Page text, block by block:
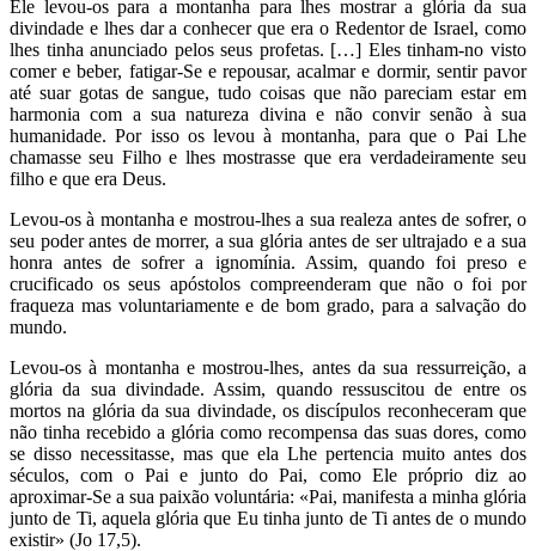
Ele levou-os para a montanha para lhes mostrar a glória da sua
divindade e lhes dar a conhecer que era o Redentor de Israel, como
lhes tinha anunciado pelos seus profetas. […] Eles tinham-no visto
comer e beber, fatigar-Se e repousar, acalmar e dormir, sentir pavor
até suar gotas de sangue, tudo coisas que não pareciam estar em
harmonia com a sua natureza divina e não convir senão à sua
humanidade. Por isso os levou à montanha, para que o Pai Lhe
chamasse seu Filho e lhes mostrasse que era verdadeiramente seu
filho e que era Deus.
Levou-os à montanha e mostrou-lhes a sua realeza antes de sofrer, o
seu poder antes de morrer, a sua glória antes de ser ultrajado e a sua
honra antes de sofrer a ignomínia. Assim, quando foi preso e
crucificado os seus apóstolos compreenderam que não o foi por
fraqueza mas voluntariamente e de bom grado, para a salvação do
mundo.
Levou-os à montanha e mostrou-lhes, antes da sua ressurreição, a
glória da sua divindade. Assim, quando ressuscitou de entre os
mortos na glória da sua divindade, os discípulos reconheceram que
não tinha recebido a glória como recompensa das suas dores, como
se disso necessitasse, mas que ela Lhe pertencia muito antes dos
séculos, com o Pai e junto do Pai, como Ele próprio diz ao
aproximar-Se a sua paixão voluntária: «Pai, manifesta a minha glória
junto de Ti, aquela glória que Eu tinha junto de Ti antes de o mundo
existir» (Jo 17,5).